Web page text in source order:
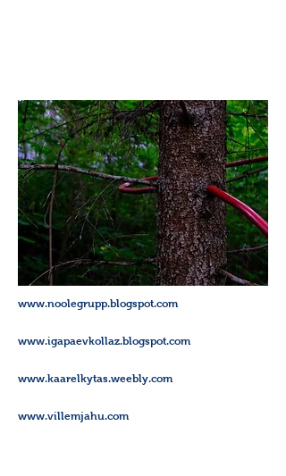
www.noolegrupp.blogspot.com
www.igapaevkollaz.blogspot.com
www.kaarelkytas.weebly.com
www.villemjahu.com